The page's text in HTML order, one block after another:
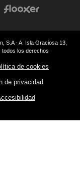
S.A - A. Isla Graciosa 13,
todos los derechos
de cookies
de privacidad